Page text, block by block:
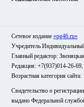
Сетевое издание «pg46.ru»
Учредитель
Главный редактор:
Редакция: +7(937)014-26-
Возрастная категория сайта:
Свидетельство о
выдано Федеральной